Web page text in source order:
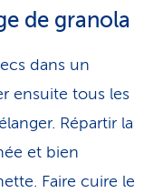
de granola
dans un
ensuite tous les
Répartir la
et bien
Faire cuire le